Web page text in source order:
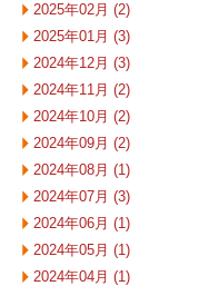
2025年02月 (2)
2025年01月 (3)
2024年12月 (3)
2024年11月 (2)
2024年10月 (2)
2024年09月 (2)
2024年08月 (1)
2024年07月 (3)
2024年06月 (1)
2024年05月 (1)
2024年04月 (1)